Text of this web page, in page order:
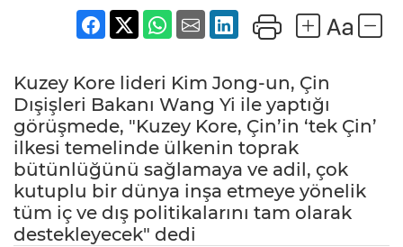
Kuzey Kore lideri Kim Jong-un, Çin
Dışişleri Bakanı Wang Yi ile yaptığı
görüşmede, "Kuzey Kore, Çin’in ‘tek Çin’
ilkesi temelinde ülkenin toprak
bütünlüğünü sağlamaya ve adil, çok
kutuplu bir dünya inşa etmeye yönelik
tüm iç ve dış politikalarını tam olarak
destekleyecek" dedi